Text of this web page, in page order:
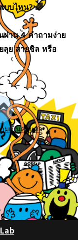
บบไหน? 🌈
าน 4 คำถามง่าย
ลุย สายชิล หรือ
มเป็นส่วนตัว